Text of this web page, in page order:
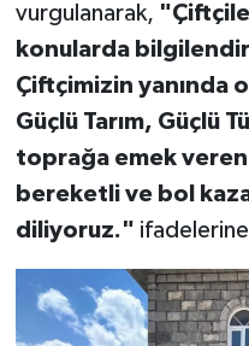
vurgulanarak,
konularda
Çiftçimizin yanında
Güçlü Tarım, Güçlü
toprağa emek
bereketli ve bol
diliyoruz."